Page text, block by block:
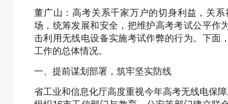
董广山：高考关系千家万户的切身利益，关
场，统筹发展和安全，把维护高考考试公平作
击利用无线电设备实施考试作弊的行为。下面
工作的总体情况。
一、提前谋划部署，筑牢坚实防线
省工业和信息化厅高度重视今年高考无线电保